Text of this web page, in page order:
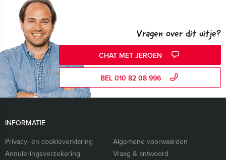
Vragen over dit uitje?
CHAT MET JEROEN
BEL 010 82 08 996
INFORMATIE
Privacy- en cookieverklaring
Algemene voorwaarden
Annuleringsverzekering
Vraag & antwoord